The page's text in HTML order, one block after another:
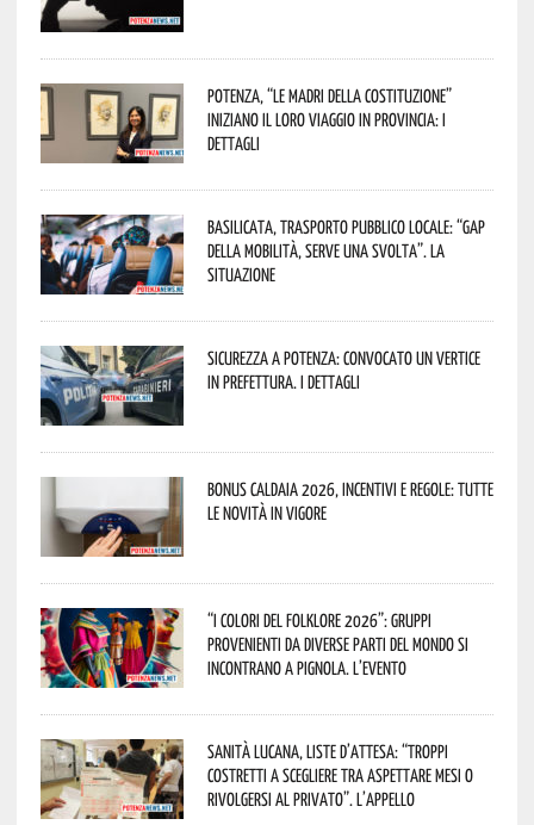
Potenza, “Le Madri della Costituzione”
iniziano il loro viaggio in provincia: i
dettagli
Basilicata, trasporto pubblico locale: “Gap
della mobilità, serve una svolta”. La
situazione
Sicurezza a Potenza: convocato un vertice
in Prefettura. I dettagli
Bonus caldaia 2026, incentivi e regole: tutte
le novità in vigore
“I Colori del Folklore 2026”: gruppi
provenienti da diverse parti del mondo si
incontrano a Pignola. L’evento
Sanità lucana, liste d’attesa: “Troppi
costretti a scegliere tra aspettare mesi o
rivolgersi al privato”. L’appello